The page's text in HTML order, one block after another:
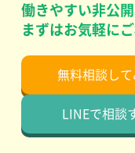
働きやすい非公
まずはお気軽に
無料相談して
LINEで相談